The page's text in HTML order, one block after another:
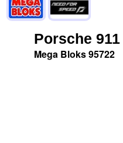
Porsche 911
Mega Bloks95722